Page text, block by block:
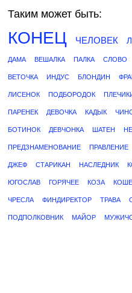
Таким может быть:
КОНЕЦ ЧЕЛОВЕК
ДАМА ВЕШАЛКА ПАЛКА СЛОВО
ВЕТОЧКА ИНДУС БЛОНДИН
ЛИСЕНОК ПОДБОРОДОК
ПАРЕНЕК ДЕВОЧКА КАДЫК
БОТИНОК ДЕВЧОНКА ШАТЕН
ПРЕДЗНАМЕНОВАНИЕ ПРАВЛЕНИЕ
ДЖЕФ СТАРИКАН НАСЛЕДНИК
ЮГОСЛАВ ГОРЯЧЕЕ КОЗА
ЧРЕСЛА ФИНДИРЕКТОР ТРАВА
ПОДПОЛКОВНИК МАЙОР